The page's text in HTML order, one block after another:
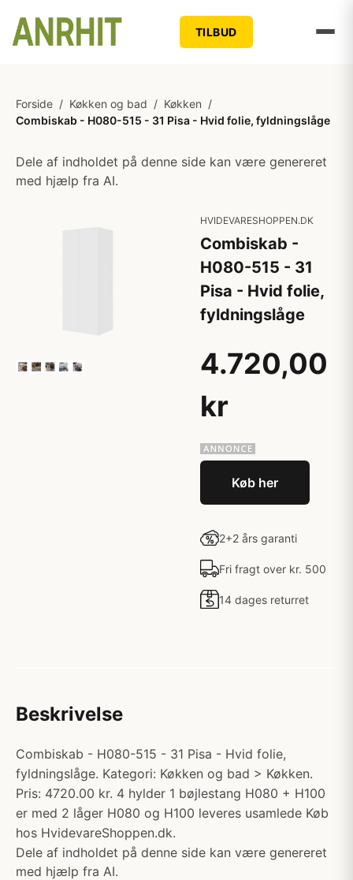
TILBUD
Forside / Køkken og bad / Køkken /
Combiskab - H080-515 - 31 Pisa - Hvid folie, fyldningslåge
Dele af indholdet på denne side kan være genereret
med hjælp fra AI.
HVIDEVARESHOPPEN.DK
Combiskab -
H080-515 - 31
Pisa - Hvid folie,
fyldningslåge
4.720,00
kr
Køb her
2+2 års garanti
Fri fragt over kr. 500
14 dages returret
Beskrivelse
Combiskab - H080-515 - 31 Pisa - Hvid folie,
fyldningslåge. Kategori: Køkken og bad > Køkken.
Pris: 4720.00 kr. 4 hylder 1 bøjlestang H080 + H100
er med 2 låger H080 og H100 leveres usamlede Køb
hos HvidevareShoppen.dk.
Dele af indholdet på denne side kan være genereret
med hjælp fra AI.